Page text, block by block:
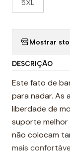
5XL
Mostrar
DESCRIÇÃO
Este fato de
para nadar. As
liberdade de
suporte melhor
não colocam
mais